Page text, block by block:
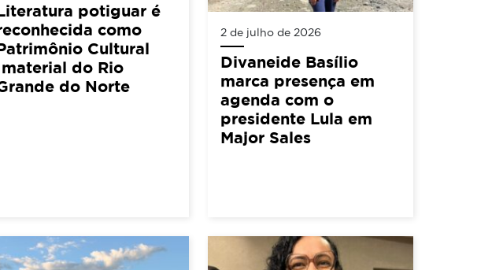
potiguar é
como
Cultural
do Rio
do Norte
2 de julho de 2026
Divaneide Basílio
marca presença em
agenda com o
presidente Lula em
Major Sales